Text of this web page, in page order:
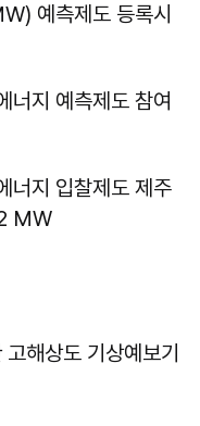
예측제도 등록시
지 예측제도 참여
지 입찰제도 제주
MW
해상도 기상예보기